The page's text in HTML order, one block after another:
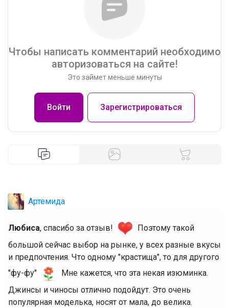
Чтобы написать комментарий необходимо
авторизоваться на сайте!
Это займет меньше минуты
Войти Зарегистрироваться
Артемида
Любиса, спасибо за отзыв!
Поэтому такой
большой сейчас выбор на рынке, у всех разные вкусы
и предпочтения. Что одному "крастища", то для другого
"фу-фу"
Мне кажется, что эта некая изюминка.
Джинсы и чиносы отлично подойдут. Это очень
популярная моделька, носят от мала, до велика.